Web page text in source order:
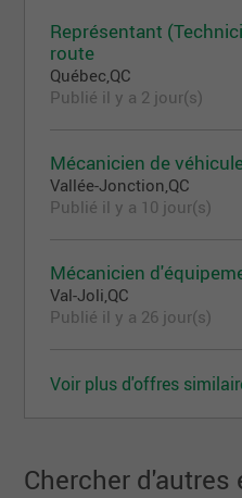
Représentant
route
Québec,QC
Publié il y a 2 jour(s)
Mécanicien de
Vallée-Jonction,QC
Publié il y a 10 jour(s)
Mécanicien
Val-Joli,QC
Publié il y a 26 jour(s)
Voir plus d'offres
Chercher d'autres